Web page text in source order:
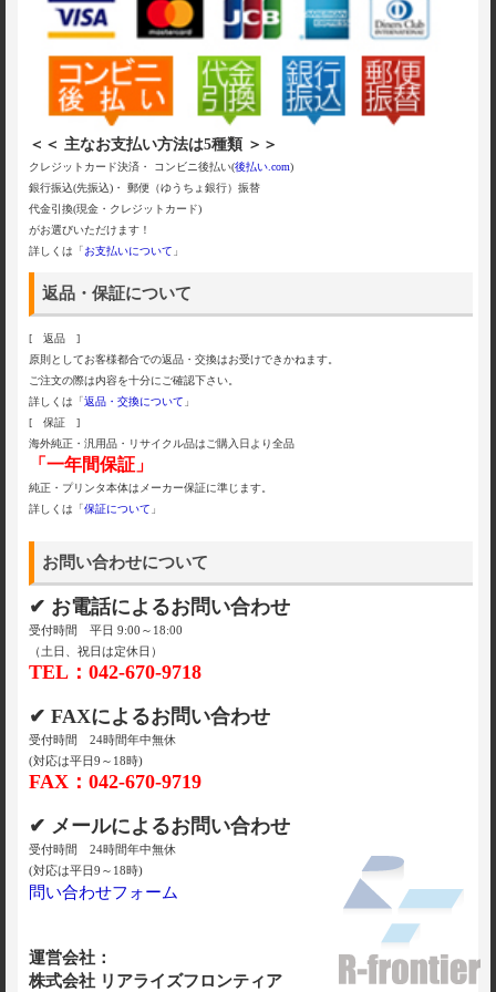
＜＜ 主なお支払い方法は5種類 ＞＞
クレジットカード決済・ コンビニ後払い(後払い.com)
銀行振込(先振込)・ 郵便（ゆうちょ銀行）振替
代金引換(現金・クレジットカード)
がお選びいただけます！
詳しくは「お支払いについて 」
返品・保証について
[ 返品 ]
原則としてお客様都合での返品・交換はお受けできかねます。
ご注文の際は内容を十分にご確認下さい。
詳しくは「返品・交換について 」
[ 保証 ]
海外純正・汎用品・リサイクル品はご購入日より全品
「一年間保証」
純正・プリンタ本体はメーカー保証に準じます。
詳しくは「保証について 」
お問い合わせについて
✔ お電話によるお問い合わせ
受付時間 平日 9:00～18:00
（土日、祝日は定休日）
TEL：042-670-9718
✔ FAXによるお問い合わせ
受付時間 24時間年中無休
(対応は平日9～18時)
FAX：042-670-9719
✔ メールによるお問い合わせ
受付時間 24時間年中無休
(対応は平日9～18時)
問い合わせフォーム
運営会社：
株式会社 リアライズフロンティア